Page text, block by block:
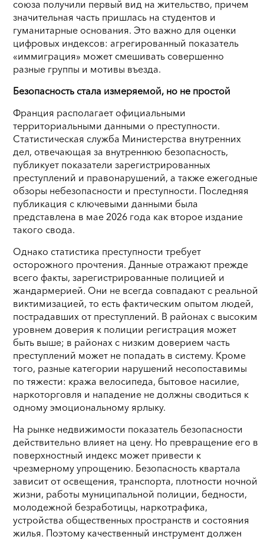
союза получили первый вид на жительство, причем
значительная часть пришлась на студентов и
гуманитарные основания. Это важно для оценки
цифровых индексов: агрегированный показатель
«иммиграция» может смешивать совершенно
разные группы и мотивы въезда.
Безопасность стала измеряемой, но не простой
Франция располагает официальными
территориальными данными о преступности.
Статистическая служба Министерства внутренних
дел, отвечающая за внутреннюю безопасность,
публикует показатели зарегистрированных
преступлений и правонарушений, а также ежегодные
обзоры небезопасности и преступности. Последняя
публикация с ключевыми данными была
представлена в мае 2026 года как второе издание
такого свода.
Однако статистика преступности требует
осторожного прочтения. Данные отражают прежде
всего факты, зарегистрированные полицией и
жандармерией. Они не всегда совпадают с реальной
виктимизацией, то есть фактическим опытом людей,
пострадавших от преступлений. В районах с высоким
уровнем доверия к полиции регистрация может
быть выше; в районах с низким доверием часть
преступлений может не попадать в систему. Кроме
того, разные категории нарушений несопоставимы
по тяжести: кража велосипеда, бытовое насилие,
наркоторговля и нападение не должны сводиться к
одному эмоциональному ярлыку.
На рынке недвижимости показатель безопасности
действительно влияет на цену. Но превращение его в
поверхностный индекс может привести к
чрезмерному упрощению. Безопасность квартала
зависит от освещения, транспорта, плотности ночной
жизни, работы муниципальной полиции, бедности,
молодежной безработицы, наркотрафика,
устройства общественных пространств и состояния
жилья. Поэтому качественный инструмент должен